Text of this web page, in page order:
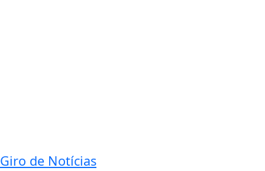
Giro de Notícias